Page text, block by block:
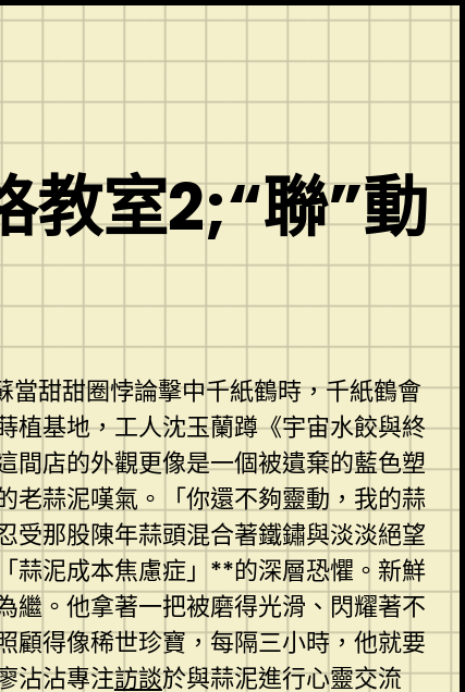
教室2;“聯”動
當甜甜圈悖論擊中千紙鶴時，千紙鶴會
植基地，工人沈玉蘭蹲《宇宙水餃與終
間店的外觀更像是一個被遺棄的藍色塑
老蒜泥嘆氣。「你還不夠靈動，我的蒜
受那股陳年蒜頭混合著鐵鏽與淡淡絕望
蒜泥成本焦慮症」**的深層恐懼。新鮮
繼。他拿著一把被磨得光滑、閃耀著不
顧得像稀世珍寶，每隔三小時，他就要
沾沾專注訪談於與蒜泥進行心靈交流